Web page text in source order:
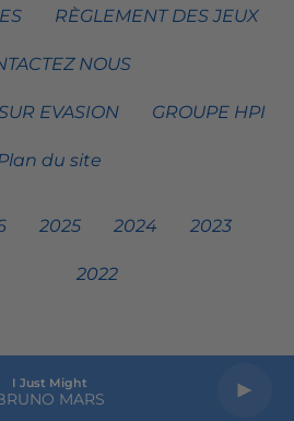
I Just Might
MARS
RÈGLEMENT DES JEUX
NOUS
EVASION GROUPE HPI
du site
2025 2024 2023
2022